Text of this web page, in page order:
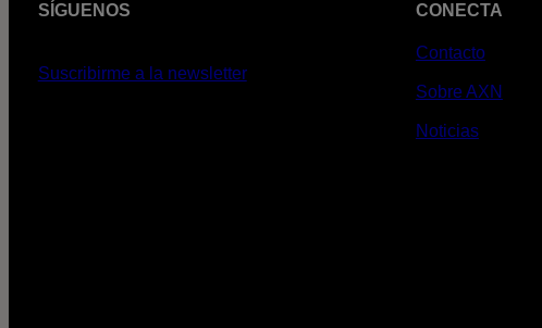
SÍGUENOS
Suscribirme a la newsletter
CONECTA
Contacto
Sobre AXN
Noticias